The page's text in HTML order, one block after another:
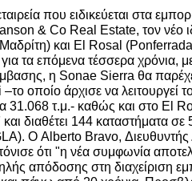
που ειδικεύεται στα
& Co Real Estate, τον νέο
και El Rosal (Ponferrada,
τα επόμενα τέσσερα χρόνια,
η Sonae Sierra θα
οποίο άρχισε να λειτουργεί
31.068 τ.μ.- καθώς και στο El
διαθέτει 144 καταστήματα σε
Ο Alberto Bravo, Διευθυντής
ότι "η νέα συμφωνία
απόδοσης στη διαχείριση